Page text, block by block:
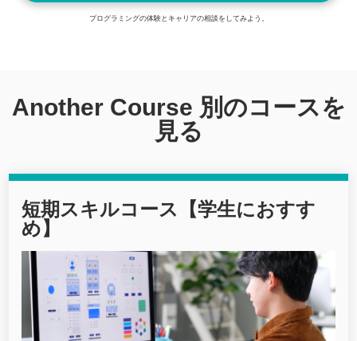
プログラミングの体験とキャリアの相談をしてみよう。
Another Course 別のコースを
見る
短期スキルコース【学生におすす
め】